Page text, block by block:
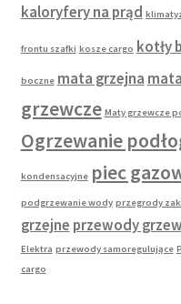
kaloryfery na prąd
frontu szafki kosze cargo kotły
boczne mata grzejna
grzewcze Maty grzewcze
Ogrzewanie
kondensacyjne piec
podgrzewanie wody przegrody
grzejne przewody
Elektra przewody samoregulujące
cargo